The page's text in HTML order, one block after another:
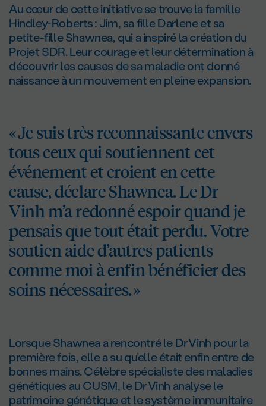
Au cœur de cette initiative se trouve la famille
Hindley-Roberts : Jim, sa fille Darlene et sa
petite-fille Shawnea, qui a inspiré la création du
Projet SDR. Leur courage et leur détermination à
découvrir les causes de sa maladie ont donné
naissance à un mouvement en pleine expansion.
« Je suis très reconnaissante envers
tous ceux qui soutiennent cet
événement et croient en cette
cause, déclare Shawnea. Le Dr
Vinh m’a redonné espoir quand je
pensais que tout était perdu. Votre
soutien aide d’autres patients
comme moi à enfin bénéficier des
soins nécessaires. »
Lorsque Shawnea a rencontré le Dr Vinh pour la
première fois, elle a su qu’elle était enfin entre de
bonnes mains. Célèbre spécialiste des maladies
génétiques au CUSM, le Dr Vinh analyse le
patrimoine génétique et le système immunitaire